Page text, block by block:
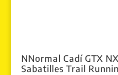
NNormal Cadí GTX
Sabatilles Trail